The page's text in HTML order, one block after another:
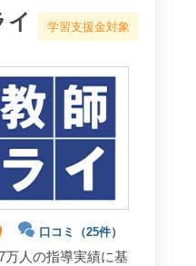
イ 学習支援金対象
口コミ（25件）
万人の指導実績に基